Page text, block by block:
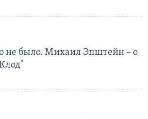
не было. Михаил Эпштейн – о